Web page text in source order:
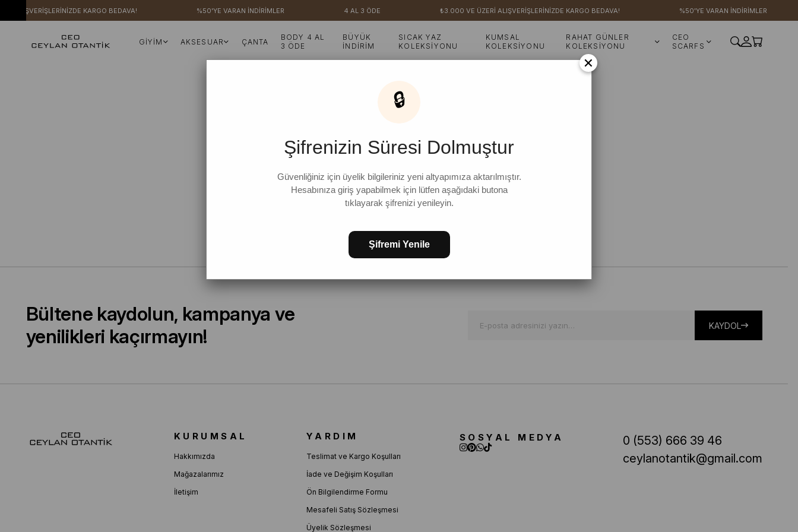
ALIŞVERİŞLERİNİZDE KARGO BEDAVA! %50'YE VARAN İNDİRİMLER 4 AL 3 ÖDE ₺3.000 VE ÜZERİ ALIŞVERİŞLERİNİZDE KARGO BEDAVA! %50'YE VARAN İNDİRİMLER
GİYİM AKSESUAR ÇANTA
BODY 4 AL
3 ÖDE
BÜYÜK
İNDİRİM
SICAK YAZ
KOLEKSİYONU
KUMSAL
KOLEKSİYONU
RAHAT GÜNLER
KOLEKSİYONU
CEO
SCARFS
Bültene kaydolun, kampanya ve
yenilikleri kaçırmayın!
KAYDOL
KURUMSAL
Hakkımızda
Mağazalarımız
İletişim
YARDIM
Teslimat ve Kargo Koşulları
İade ve Değişim Koşulları
Ön Bilgilendirme Formu
Mesafeli Satış Sözleşmesi
Üyelik Sözleşmesi
SOSYAL MEDYA
0 (553) 666 39 46
ceylanotantik@gmail.com
×
🔒
Şifrenizin Süresi Dolmuştur
Güvenliğiniz için üyelik bilgileriniz yeni altyapımıza aktarılmıştır.
Hesabınıza giriş yapabilmek için lütfen aşağıdaki butona
tıklayarak şifrenizi yenileyin.
Şifremi Yenile